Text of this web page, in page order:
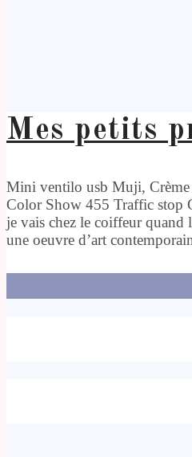
Mes petits
Mini ventilo usb Muji, Crème
Color Show 455 Traffic stop
je vais chez le coiffeur quand
une oeuvre d’art